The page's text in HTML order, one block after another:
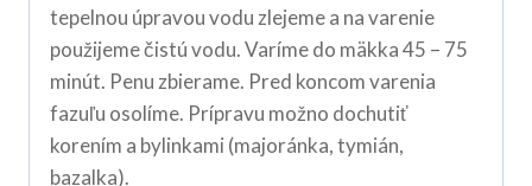
tepelnou úpravou vodu zlejeme a na varenie
použijeme čistú vodu. Varíme do mäkka 45 – 75
minút. Penu zbierame. Pred koncom varenia
fazuľu osolíme. Prípravu možno dochutiť
korením a bylinkami (majoránka, tymián,
bazalka).